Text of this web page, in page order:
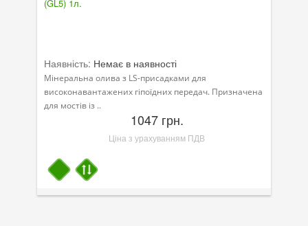
Оливи для моторів човнів
Продукція для саду
Промислова програма
Зимова програма
Наявність: Немає в наявності
Мінеральна олива з LS-присадками для
високонавантажених гіпоїдних передач. Призначена
для мостів із ..
1047 грн.
Ціна з урахуванням ПДВ